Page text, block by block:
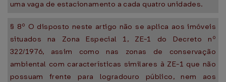
uma vaga de estacionamento a cada quatro unidades.
§ 8º O disposto neste artigo não se aplica aos imóveis
situados na Zona Especial 1, ZE-1 do Decreto nº
322/1976, assim como nas zonas de conservação
ambiental com características similares à ZE-1 que não
possuam frente para logradouro público, nem aos